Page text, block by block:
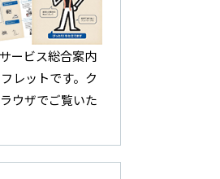
ービス総合案内
レットです。ク
ウザでご覧いた